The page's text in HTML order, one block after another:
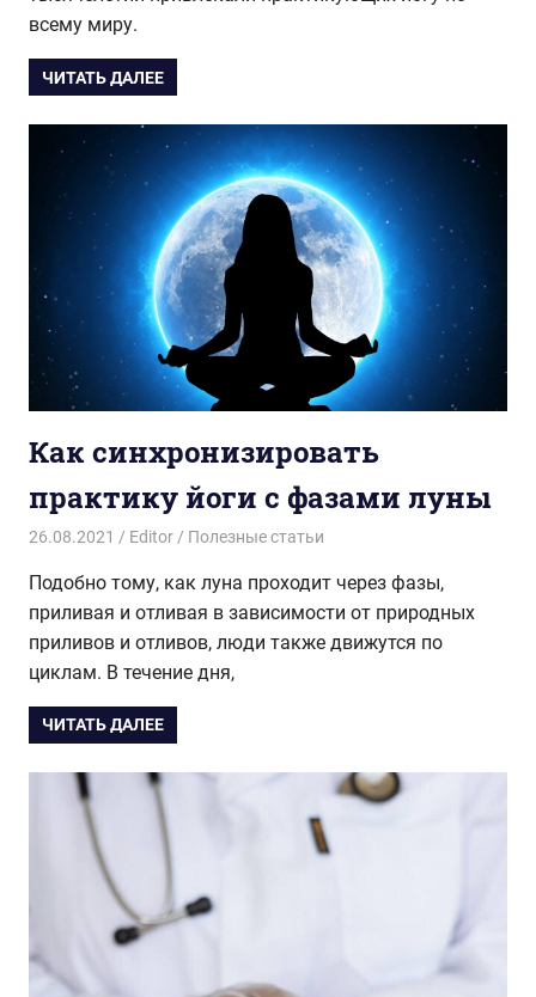
всему миру.
ЧИТАТЬ ДАЛЕЕ
Как синхронизировать
практику йоги с фазами луны
26.08.2021 Editor Полезные статьи
Подобно тому, как луна проходит через фазы,
приливая и отливая в зависимости от природных
приливов и отливов, люди также движутся по
циклам. В течение дня,
ЧИТАТЬ ДАЛЕЕ